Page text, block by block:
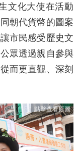
文化大使在活動
朝代貨幣的圖案
市民感受歷史文
眾透過親自參與
而更直觀、深刻